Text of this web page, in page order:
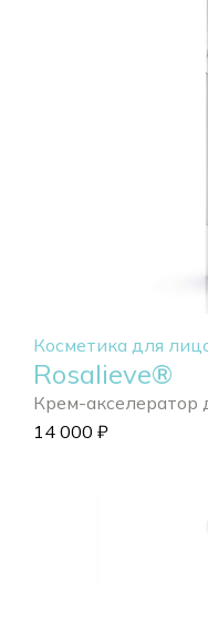
Косметика для
Rosalieve®
Крем-акселератор
14 000 ₽